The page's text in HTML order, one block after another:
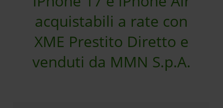
acquistabili a rate con
XME Prestito Diretto e
venduti da MMN S.p.A.